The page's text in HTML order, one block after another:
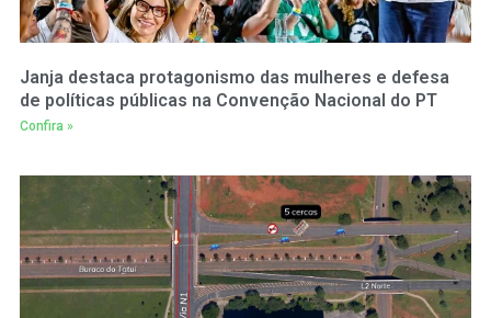
Janja destaca protagonismo das mulheres e defesa
de políticas públicas na Convenção Nacional do PT
Confira »